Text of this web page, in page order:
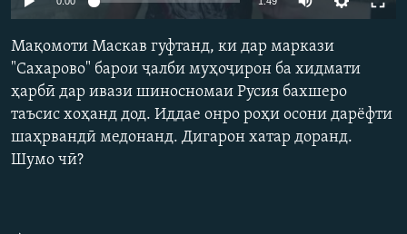
ГУЗОРИШҲОИ РАДИОӢ
ПАЙГИРӢ КУНЕД
Auto 360p
720p
480p
720p
Мақомоти Маскав гуфтанд, ки дар маркази
"Сахарово" барои ҷалби муҳоҷирон ба хидмати
ҳарбӣ дар ивази шиносномаи Русия бахшеро
таъсис хоҳанд дод. Иддае онро роҳи осони дарёфти
шаҳрвандӣ медонанд. Дигарон хатар доранд.
Шумо чӣ?